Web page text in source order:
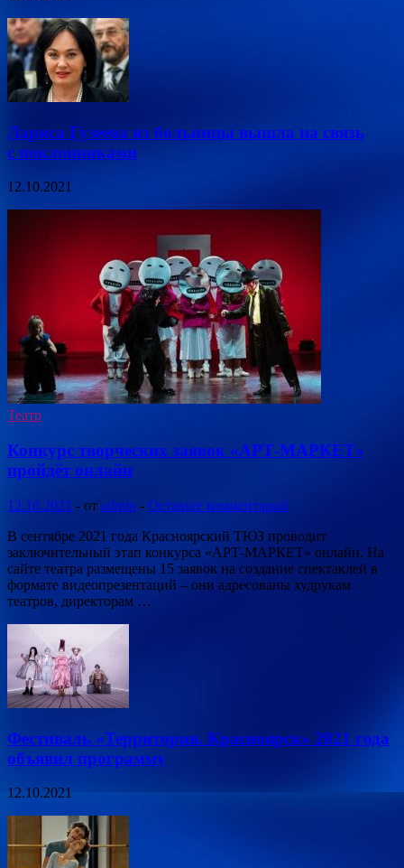
Лариса Гузеева из больницы вышла на связь
с поклонниками
12.10.2021
Театр
Конкурс творческих заявок «АРТ-МАРКЕТ»
пройдёт онлайн
12.10.2021 - от admin - Оставьте комментарий
В сентябре 2021 года Красноярский ТЮЗ проводит
заключительный этап конкурса «АРТ-МАРКЕТ» онлайн. На
сайте театра размещены 15 заявок на создание спектаклей в
формате видеопрезентаций – они адресованы худрукам
театров, директорам …
Фестиваль «Территория. Красноярск» 2021 года
объявил программу
12.10.2021